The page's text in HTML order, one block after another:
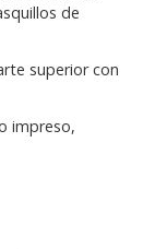
de
superior con
impreso,